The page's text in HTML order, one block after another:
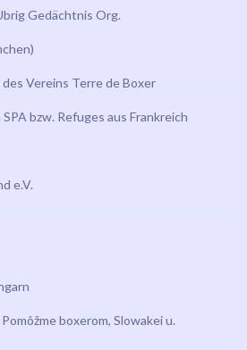
Gedächtnis Org.
des Vereins Terre de Boxer
bzw. Refuges aus Frankreich
e.V.
boxerom, Slowakei u.